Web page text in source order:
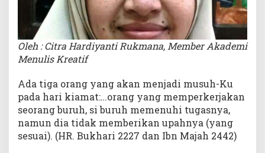
Oleh : Citra Hardiyanti Rukmana, Member Akademi
Menulis Kreatif
Ada tiga orang yang akan menjadi musuh-Ku
pada hari kiamat:…orang yang memperkerjakan
seorang buruh, si buruh memenuhi tugasnya,
namun dia tidak memberikan upahnya (yang
sesuai). (HR. Bukhari 2227 dan Ibn Majah 2442)